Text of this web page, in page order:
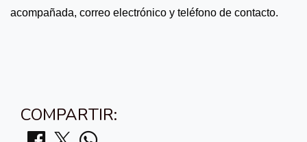
acompañada, correo electrónico y teléfono de contacto.
COMPARTIR: